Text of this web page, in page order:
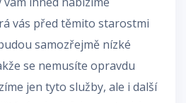
vás před těmito starostmi
samozřejmě nízké
se nemusíte opravdu
jen tyto služby, ale i další